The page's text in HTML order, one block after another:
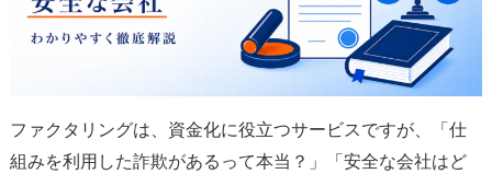
ファクタリングは、資金化に役立つサービスですが、「仕
組みを利用した詐欺があるって本当？」「安全な会社はど